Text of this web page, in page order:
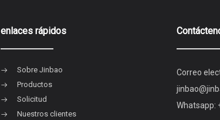
enlaces rápidos
Sobre Jinbao
Productos
Solicitud
Nuestros clientes
Correo
Whatsapp: